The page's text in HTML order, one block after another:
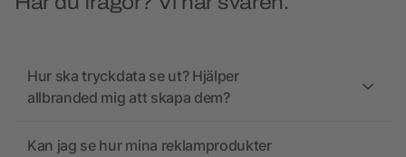
Hur ska tryckdata se ut? Hjälper
allbranded mig att skapa dem?
Kan jag se hur mina reklamprodukter